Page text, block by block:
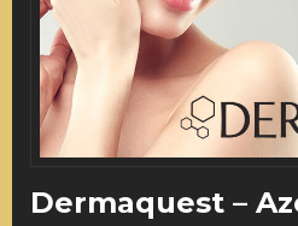
Dermaquest –